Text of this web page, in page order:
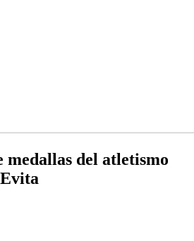
medallas del atletismo